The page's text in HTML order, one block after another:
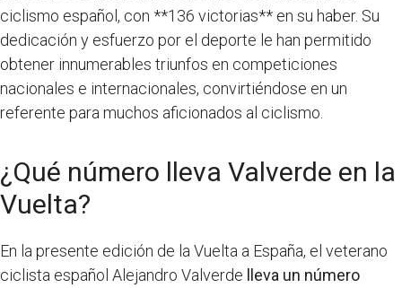
ciclismo español, con **136 victorias** en su haber. Su
dedicación y esfuerzo por el deporte le han permitido
obtener innumerables triunfos en competiciones
nacionales e internacionales, convirtiéndose en un
referente para muchos aficionados al ciclismo.
¿Qué número lleva Valverde en la
Vuelta?
En la presente edición de la Vuelta a España, el veterano
ciclista español Alejandro Valverde lleva un número